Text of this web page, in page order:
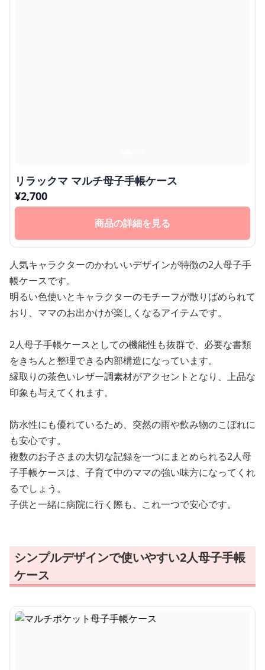
リラックマ マルチ母子手帳ケース
¥2,700
商品の詳細を見る
人気キャラクターのかわいいデザインが特徴の2人母子手
帳ケースです。
明るい色使いとキャラクターのモチーフが散りばめられて
おり、ママのお出かけが楽しくなるアイテムです。
2人母子手帳ケースとしての機能性も抜群で、必要な書類
をきちんと整理できる内部構造になっています。
縁取りの茶色いレザー調素材がアクセントとなり、上品な
印象も与えてくれます。
防水性にも優れているため、突然の雨や飲み物のこぼれに
も安心です。
複数のお子さまの大切な記録を一つにまとめられる2人母
子手帳ケースは、子育て中のママの強い味方になってくれ
るでしょう。
子供と一緒に病院に行く際も、これ一つで安心です。
シンプルデザインで使いやすい2人母子手帳
ケース